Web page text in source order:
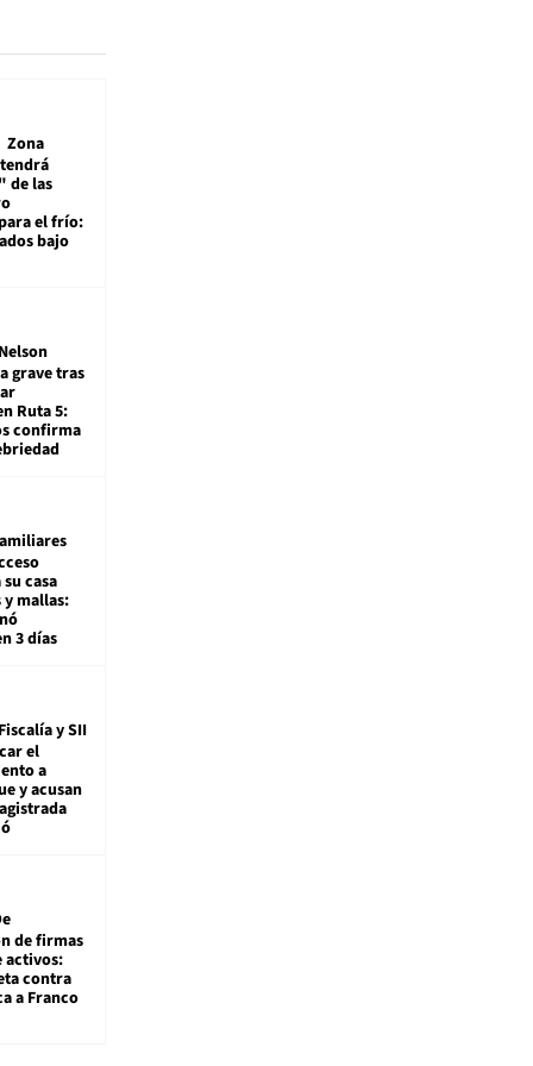
Zona
de las
el frío:
bajo
Nelson
grave tras
Ruta 5:
confirma
casa
mallas:
3 días
Fiscalía y SII
el
a
y acusan
de firmas
activos:
contra
a Franco